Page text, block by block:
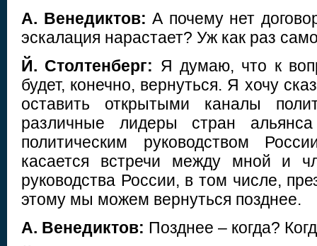
А. Венедиктов: А почему нет
эскалация нарастает? Уж как раз
Й. Столтенберг: Я думаю, что к
будет, конечно, вернуться. Я хочу
оставить открытыми каналы
различные лидеры стран
политическим руководством
касается встречи между мной и
руководства России, в том числе,
этому мы можем вернуться позднее.
А. Венедиктов: Позднее – когда?